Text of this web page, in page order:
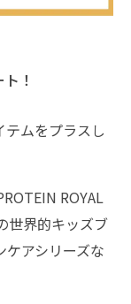
！
ムをプラスし
ROYAL
世界的キッズブ
アシリーズな